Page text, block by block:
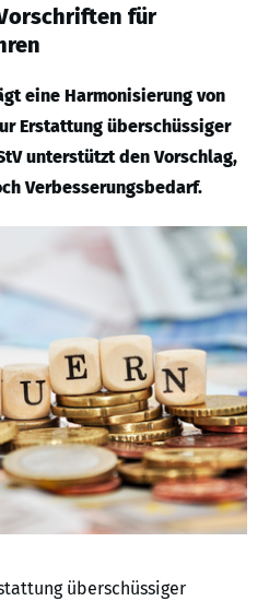
für
eine Harmonisierung von
Erstattung überschüssiger
unterstützt den Vorschlag,
Verbesserungsbedarf.
überschüssiger